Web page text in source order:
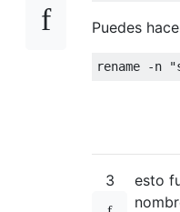
Puedes
3 esto